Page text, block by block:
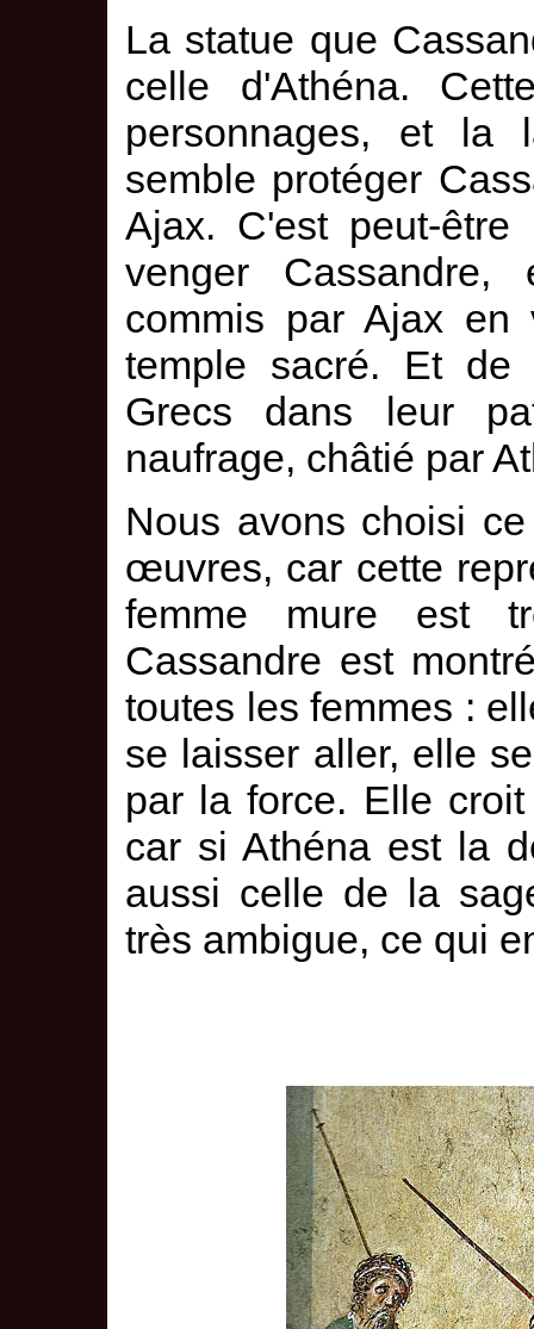
La statue que
celle d'Athéna.
personnages, et la
semble protéger
Ajax. C'est peut-
venger
commis par Ajax en
temple sacré. Et de
Grecs dans leur
naufrage, châtié par
Nous avons choisi
œuvres, car cette
femme mure est
Cassandre est
toutes les femmes :
se laisser aller, elle
par la force. Elle
car si Athéna est la
aussi celle de la
très ambigue, ce qui